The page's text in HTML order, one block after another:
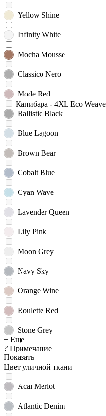
Yellow Shine
Infinity White
Mocha Mousse
Classico Nero
Mode Red
Капибара - 4XL Eco Weave
Ballistic Black
Blue Lagoon
Brown Bear
Cobalt Blue
Cyan Wave
Lavender Queen
Lily Pink
Moon Grey
Navy Sky
Orange Wine
Roulette Red
Stone Grey
+ Еще
? Примечание
Показать
Цвет уличной ткани
Acai Merlot
Atlantic Denim